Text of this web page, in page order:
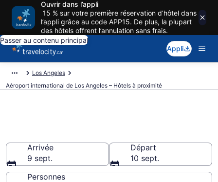
Ouvrir dans l’appli
15 % sur votre première réservation d’hôtel dans
l’appli grâce au code APP15. De plus, la plupart
des hôtels offrent l’annulation sans frais.
Passer au contenu principal
Appli
Los Angeles
Aéroport international de Los Angeles – Hôtels à proximité
Arrivée
9 sept.
Départ
10 sept.
Personnes